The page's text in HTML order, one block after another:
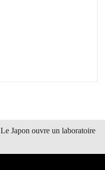
Le Japon ouvre un laboratoire